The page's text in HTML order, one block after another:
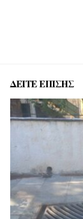
ΔΕΙΤΕ ΕΠΙΣΗΣ